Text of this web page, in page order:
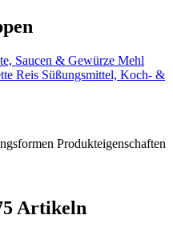
Saucen & Gewürze Mehl
Reis Süßungsmittel, Koch- &
Produkteigenschaften
Artikeln